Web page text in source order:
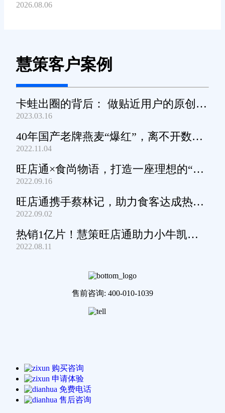
知道哪些?
2026.08.06
慧策客户案例
卡蛙出圈的背后： 做贴近用户的原创小
家电
2023.03.16
40年国产老牌燕麦“爆红”，离不开数字
化工具的支撑
2022.11.04
旺店通×食尚物语，打造一座理想的“零
食王国”
2022.09.16
旺店通携手蔡林记，助力食客达成热干
面自由
2022.09.02
热销1亿片！慧策旺店通助力小牛凯西
通关家庭牛排圈~
2022.08.11
售前咨询: 400-010-1039
购买咨询
申请体验
免费电话
售后咨询